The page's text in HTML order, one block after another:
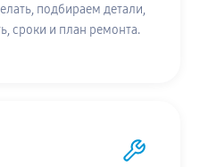
подбираем детали,
сроки и план ремонта.